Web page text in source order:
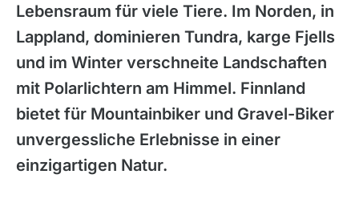
Lebensraum für viele Tiere. Im Norden, in
Lappland, dominieren Tundra, karge Fjells
und im Winter verschneite Landschaften
mit Polarlichtern am Himmel. Finnland
bietet für Mountainbiker und Gravel-Biker
unvergessliche Erlebnisse in einer
einzigartigen Natur.